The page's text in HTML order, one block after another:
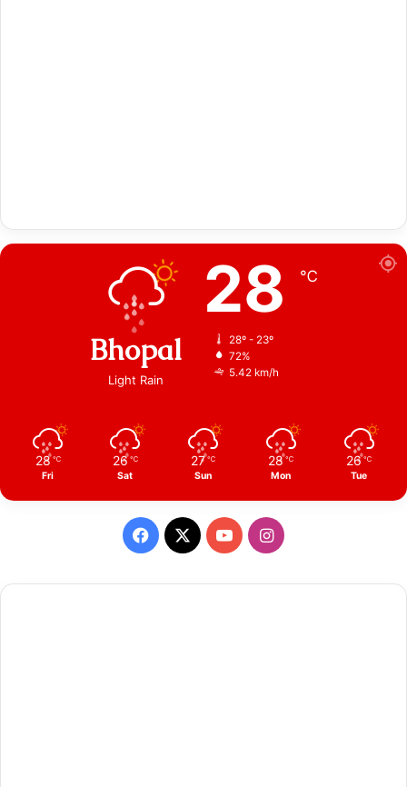
Bhopal
Light Rain
28 ℃
28º - 23º
72%
5.42 km/h
28 ℃
Fri
26 ℃
Sat
27 ℃
Sun
28 ℃
Mon
26 ℃
Tue
Facebook
X YouTubeInstagram